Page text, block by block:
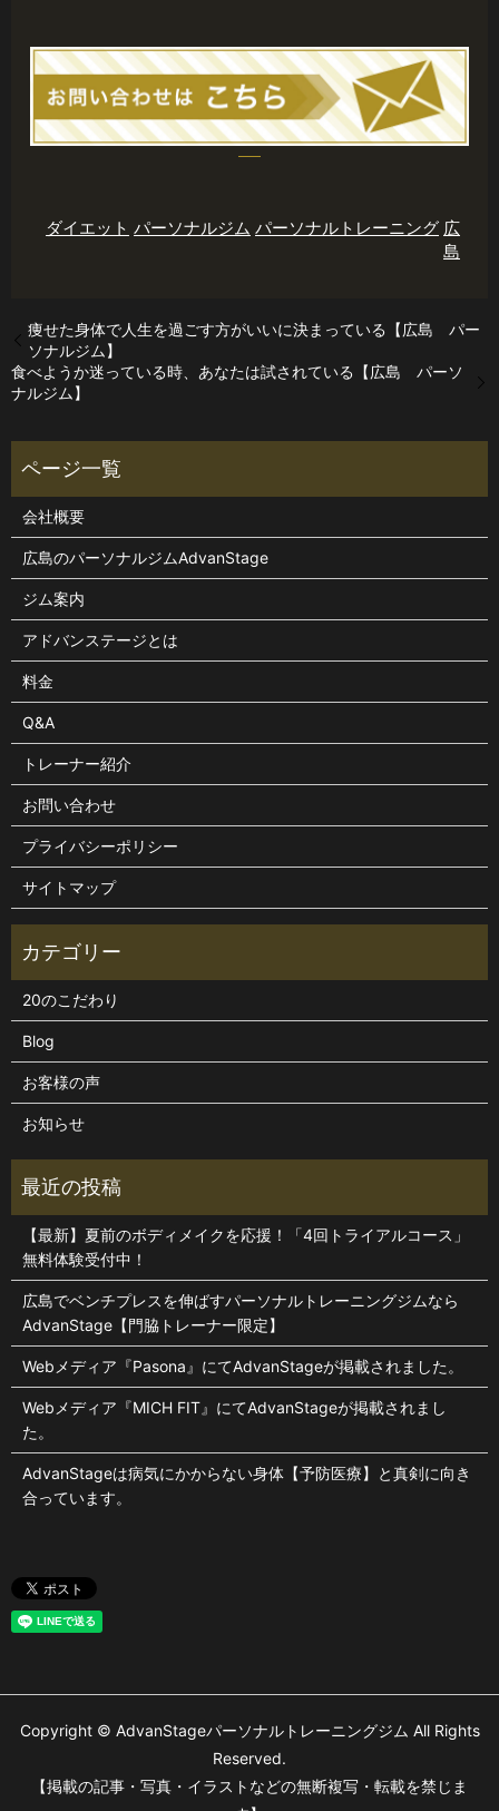
ダイエット パーソナルジム パーソナルトレーニング 広
島
痩せた身体で人生を過ごす方がいいに決まっている【広島 パー
ソナルジム】
食べようか迷っている時、あなたは試されている【広島 パーソ
ナルジム】
会社概要
広島のパーソナルジムAdvanStage
ジム案内
アドバンステージとは
料金
Q&A
トレーナー紹介
お問い合わせ
プライバシーポリシー
サイトマップ
20のこだわり
Blog
お客様の声
お知らせ
【最新】夏前のボディメイクを応援！「4回トライアルコース」
無料体験受付中！
広島でベンチプレスを伸ばすパーソナルトレーニングジムなら
AdvanStage【門脇トレーナー限定】
Webメディア『Pasona』にてAdvanStageが掲載されました。
Webメディア『MICH FIT』にてAdvanStageが掲載されまし
た。
AdvanStageは病気にかからない身体【予防医療】と真剣に向き
合っています。
Copyright © AdvanStageパーソナルトレーニングジム All Rights
Reserved.
【掲載の記事・写真・イラストなどの無断複写・転載を禁じま